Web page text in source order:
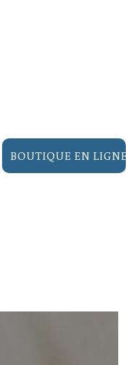
BOUTIQUE EN LIGNE